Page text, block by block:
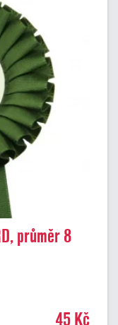
průměr 8
45 Kč